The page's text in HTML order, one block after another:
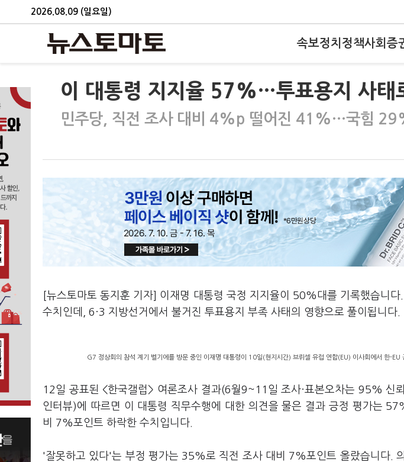
2026.08.09 (일요일)
속보정치 정책사회 증
이 대통령 지지율 57%…투표용지 사
민주당, 직전 조사 대비 4%p 떨어진 41%…국힘
[뉴스토마토 동지훈 기자] 이재명 대통령 국정 지지율이 50%대를 기록했습니
수치인데, 6·3 지방선거에서 불거진 투표용지 부족 사태의 영향으로 풀이됩니다.
G7 정상회의 참석 계기 벨기에를 방문 중인 이재명 대통령이 10일(현지시간) 브뤼셀 유럽 연합(EU) 이사회에서 한-EU
12일 공표된 <한국갤럽> 여론조사 결과(6월9~11일 조사·표본오차는 95% 신
인터뷰)에 따르면 이 대통령 직무수행에 대한 의견을 물은 결과 긍정 평가는
비 7%포인트 하락한 수치입니다.
'잘못하고 있다'는 부정 평가는 35%로 직전 조사 대비 7%포인트 올랐습니다.